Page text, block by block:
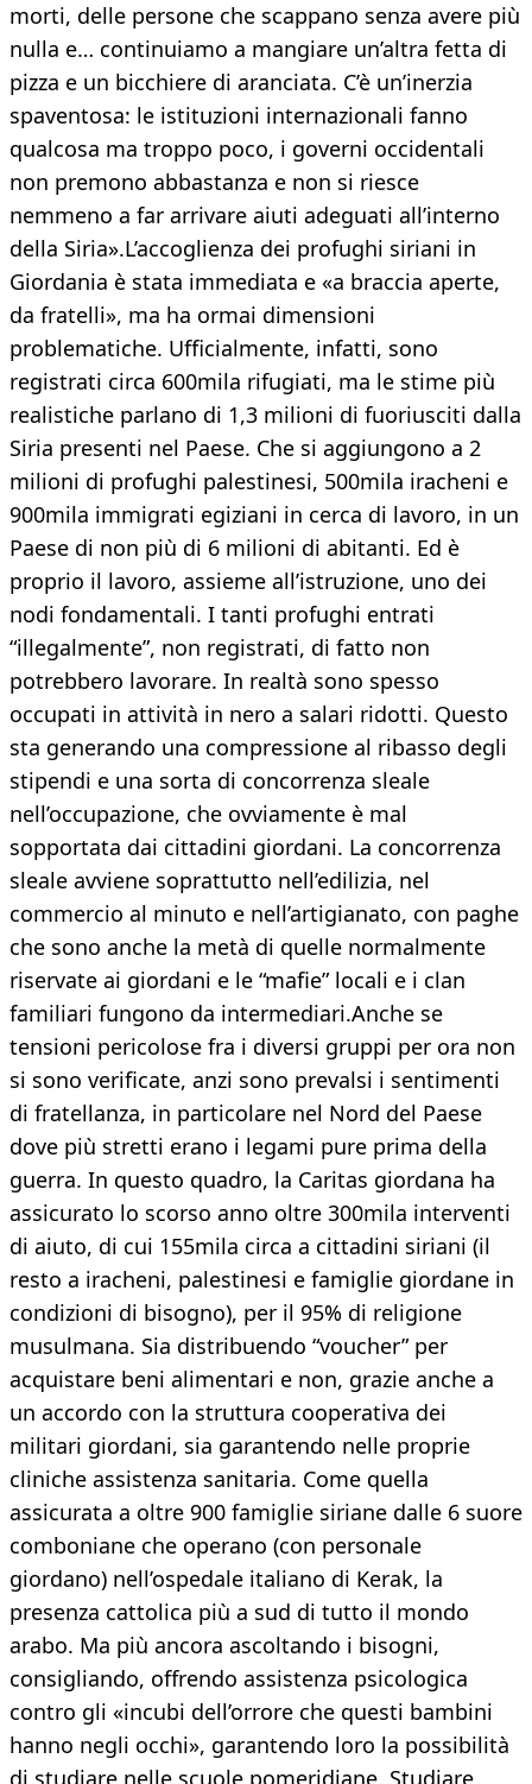
morti, delle persone che scappano senza avere più
nulla e… continuiamo a mangiare un’altra fetta di
pizza e un bicchiere di aranciata. C’è un’inerzia
spaventosa: le istituzioni internazionali fanno
qualcosa ma troppo poco, i governi occidentali
non premono abbastanza e non si riesce
nemmeno a far arrivare aiuti adeguati all’interno
della Siria».L’accoglienza dei profughi siriani in
Giordania è stata immediata e «a braccia aperte,
da fratelli», ma ha ormai dimensioni
problematiche. Ufficialmente, infatti, sono
registrati circa 600mila rifugiati, ma le stime più
realistiche parlano di 1,3 milioni di fuoriusciti dalla
Siria presenti nel Paese. Che si aggiungono a 2
milioni di profughi palestinesi, 500mila iracheni e
900mila immigrati egiziani in cerca di lavoro, in un
Paese di non più di 6 milioni di abitanti. Ed è
proprio il lavoro, assieme all’istruzione, uno dei
nodi fondamentali. I tanti profughi entrati
“illegalmente”, non registrati, di fatto non
potrebbero lavorare. In realtà sono spesso
occupati in attività in nero a salari ridotti. Questo
sta generando una compressione al ribasso degli
stipendi e una sorta di concorrenza sleale
nell’occupazione, che ovviamente è mal
sopportata dai cittadini giordani. La concorrenza
sleale avviene soprattutto nell’edilizia, nel
commercio al minuto e nell’artigianato, con paghe
che sono anche la metà di quelle normalmente
riservate ai giordani e le “mafie” locali e i clan
familiari fungono da intermediari.Anche se
tensioni pericolose fra i diversi gruppi per ora non
si sono verificate, anzi sono prevalsi i sentimenti
di fratellanza, in particolare nel Nord del Paese
dove più stretti erano i legami pure prima della
guerra. In questo quadro, la Caritas giordana ha
assicurato lo scorso anno oltre 300mila interventi
di aiuto, di cui 155mila circa a cittadini siriani (il
resto a iracheni, palestinesi e famiglie giordane in
condizioni di bisogno), per il 95% di religione
musulmana. Sia distribuendo “voucher” per
acquistare beni alimentari e non, grazie anche a
un accordo con la struttura cooperativa dei
militari giordani, sia garantendo nelle proprie
cliniche assistenza sanitaria. Come quella
assicurata a oltre 900 famiglie siriane dalle 6 suore
comboniane che operano (con personale
giordano) nell’ospedale italiano di Kerak, la
presenza cattolica più a sud di tutto il mondo
arabo. Ma più ancora ascoltando i bisogni,
consigliando, offrendo assistenza psicologica
contro gli «incubi dell’orrore che questi bambini
hanno negli occhi», garantendo loro la possibilità
di studiare nelle scuole pomeridiane. Studiare